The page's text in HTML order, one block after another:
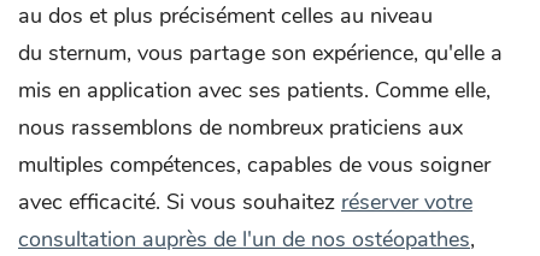
au dos et plus précisément celles au niveau
du sternum, vous partage son expérience, qu'elle a
mis en application avec ses patients. Comme elle,
nous rassemblons de nombreux praticiens aux
multiples compétences, capables de vous soigner
avec efficacité. Si vous souhaitez réserver votre
consultation auprès de l'un de nos ostéopathes,